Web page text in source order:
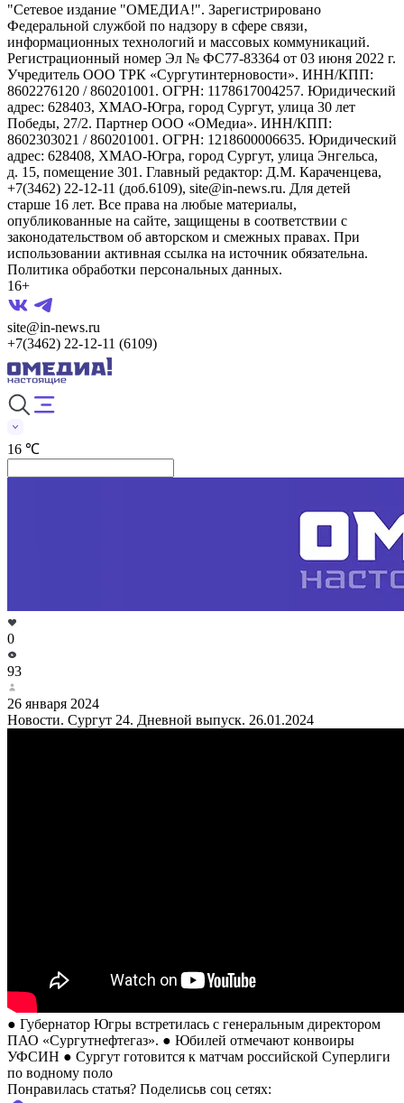
"Сетевое издание "ОМЕДИА!". Зарегистрировано
Федеральной службой по надзору в сфере связи,
информационных технологий и массовых коммуникаций.
Регистрационный номер Эл № ФС77-83364 от 03 июня 2022 г.
Учредитель ООО ТРК «Сургутинтерновости». ИНН/КПП:
8602276120 / 860201001. ОГРН: 1178617004257. Юридический
адрес: 628403, ХМАО-Югра, город Сургут, улица 30 лет
Победы, 27/2. Партнер ООО «ОМедиа». ИНН/КПП:
8602303021 / 860201001. ОГРН: 1218600006635. Юридический
адрес: 628408, ХМАО-Югра, город Сургут, улица Энгельса,
д. 15, помещение 301. Главный редактор: Д.М. Караченцева,
+7(3462) 22-12-11 (доб.6109), site@in-news.ru. Для детей
старше 16 лет. Все права на любые материалы,
опубликованные на сайте, защищены в соответствии с
законодательством об авторском и смежных правах. При
использовании активная ссылка на источник обязательна.
Политика обработки персональных данных.
16+
site@in-news.ru
+7(3462) 22-12-11 (6109)
16 ℃
0
93
26 января 2024
Новости. Сургут 24. Дневной выпуск. 26.01.2024
● Губернатор Югры встретилась с генеральным директором
ПАО «Сургутнефтегаз». ● Юбилей отмечают конвоиры
УФСИН ● Сургут готовится к матчам российской Суперлиги
по водному поло
Понравилась статья? Поделиcьв соц сетях: